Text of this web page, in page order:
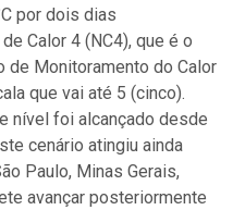
por dois dias
Calor 4 (NC4), que é o
de Monitoramento do Calor
que vai até 5 (cinco).
nível foi alcançado desde
cenário atingiu ainda
Paulo, Minas Gerais,
avançar posteriormente